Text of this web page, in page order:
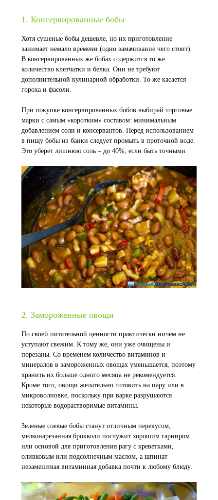
1. Консервированные бобы
Хотя сушеные бобы дешевле, но их приготовление
занимает немало времени (одно замачивание чего стоит).
В консервированных же бобах содержится то же
количество клетчатки и белка. Они не требуют
дополнительной кулинарной обработки. То же касается
гороха и фасоли.
При покупке консервированных бобов выбирай торговые
марки с самым «коротким» составом: минимальным
добавлением соли и консервантов. Перед использованием
в пищу бобы из банки следует промыть в проточной воде.
Это уберет лишнюю соль – до 40%, если быть точными.
2. Замороженные овощи
По своей питательной ценности практически ничем не
уступают свежим. К тому же, они уже очищены и
порезаны. Со временем количество витаминов и
минералов в замороженных овощах уменьшается, поэтому
хранить их больше одного месяца не рекомендуется.
Кроме того, овощи желательно готовить на пару или в
микроволновке, поскольку при варке разрушаются
некоторые водорастворимые витамины.
Зеленые соевые бобы станут отличным перекусом,
мелконарезанная брокколи послужит хорошим гарниром
или основой для приготовления рагу с креветками,
оливковым или подсолнечным маслом, а шпинат —
незаменимая витаминная добавка почти к любому блюду.